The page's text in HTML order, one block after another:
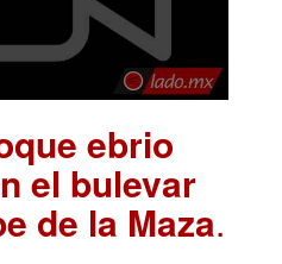
ebrio
el bulevar
de la Maza.